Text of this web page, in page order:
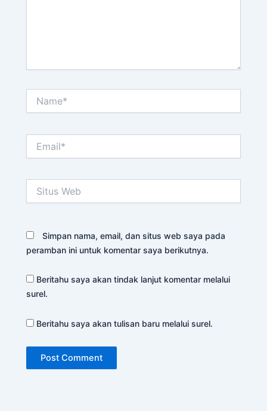
Web
Simpan nama, email, dan situs web saya pada
peramban ini untuk komentar saya berikutnya.
Beritahu saya akan tindak lanjut komentar melalui
surel.
Beritahu saya akan tulisan baru melalui surel.